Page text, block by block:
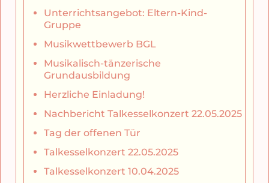
Unterrichtsangebot: Eltern-Kind-
Gruppe
Musikwettbewerb BGL
Musikalisch-tänzerische
Grundausbildung
Herzliche Einladung!
Nachbericht Talkesselkonzert 22.05.2025
Tag der offenen Tür
Talkesselkonzert 22.05.2025
Talkesselkonzert 10.04.2025